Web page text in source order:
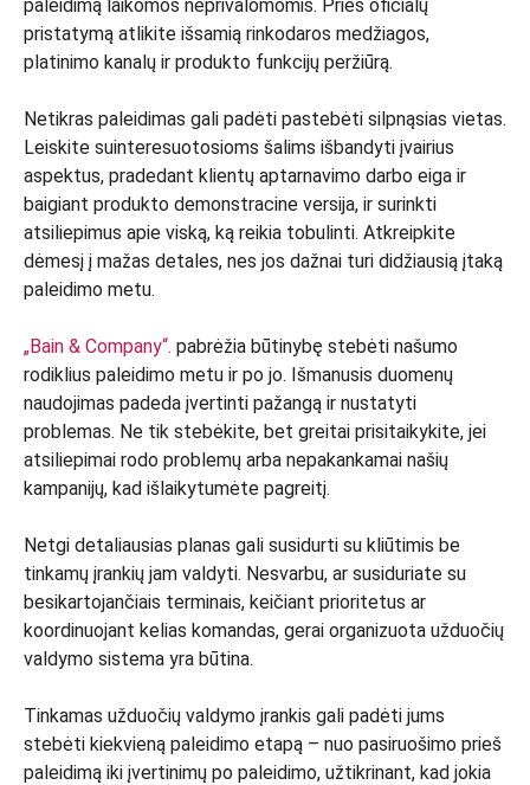
paleidimą laikomos neprivalomomis. Prieš oficialų
pristatymą atlikite išsamią rinkodaros medžiagos,
platinimo kanalų ir produkto funkcijų peržiūrą.
Netikras paleidimas gali padėti pastebėti silpnąsias vietas.
Leiskite suinteresuotosioms šalims išbandyti įvairius
aspektus, pradedant klientų aptarnavimo darbo eiga ir
baigiant produkto demonstracine versija, ir surinkti
atsiliepimus apie viską, ką reikia tobulinti. Atkreipkite
dėmesį į mažas detales, nes jos dažnai turi didžiausią įtaką
paleidimo metu.
„Bain & Company“. pabrėžia būtinybę stebėti našumo
rodiklius paleidimo metu ir po jo. Išmanusis duomenų
naudojimas padeda įvertinti pažangą ir nustatyti
problemas. Ne tik stebėkite, bet greitai prisitaikykite, jei
atsiliepimai rodo problemų arba nepakankamai našių
kampanijų, kad išlaikytumėte pagreitį.
Netgi detaliausias planas gali susidurti su kliūtimis be
tinkamų įrankių jam valdyti. Nesvarbu, ar susiduriate su
besikartojančiais terminais, keičiant prioritetus ar
koordinuojant kelias komandas, gerai organizuota užduočių
valdymo sistema yra būtina.
Tinkamas užduočių valdymo įrankis gali padėti jums
stebėti kiekvieną paleidimo etapą – nuo ​​pasiruošimo prieš
paleidimą iki įvertinimų po paleidimo, užtikrinant, kad jokia